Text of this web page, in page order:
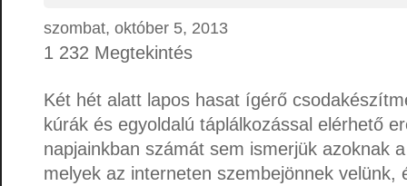
szombat, október 5, 2013
1 232 Megtekintés
Két hét alatt lapos hasat ígérő
kúrák és egyoldalú táplálkozással elérhető
napjainkban számát sem ismerjük azoknak
melyek az interneten szembejönnek velünk,